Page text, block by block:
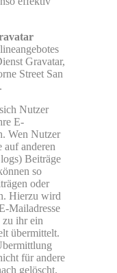
Gravatar,
Street San
Nutzer
E-
Wen Nutzer
auf anderen
Beiträge
so
oder
Hierzu wird
Mailadresse
zu ihr ein
übermittelt.
für andere
gelöscht.